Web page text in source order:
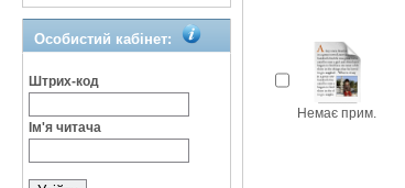
Особистий кабінет:
Штрих-код
Ім'я читача
Немає прим.